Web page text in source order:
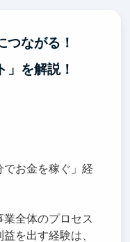
つながる！
」を解説！
お金を稼ぐ」経
全体のプロセス
を出す経験は、